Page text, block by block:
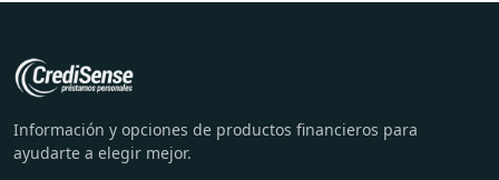
Información y opciones de productos financieros para
ayudarte a elegir mejor.